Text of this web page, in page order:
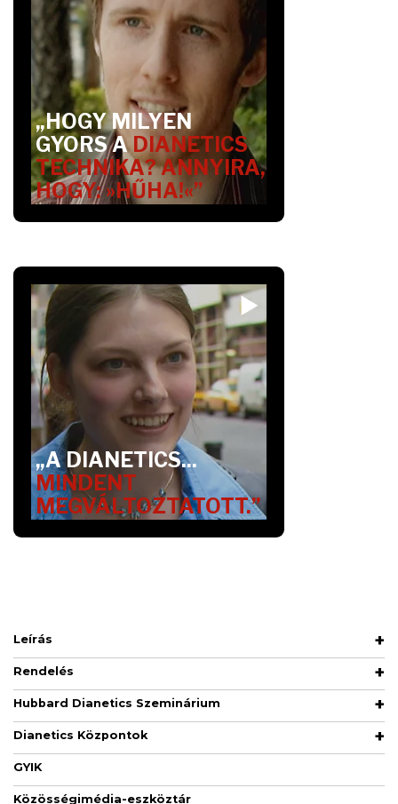
„HOGY MILYEN
GYORS ADIANETICS
TECHNIKA? ANNYIRA,
HOGY: »HŰHA!«”
„A DIANETICS...
MINDENT
MEGVÁLTOZTATOTT.”
Leírás
Rendelés
Hubbard Dianetics Szeminárium
Dianetics Központok
GYIK
Közösségimédia-eszköztár